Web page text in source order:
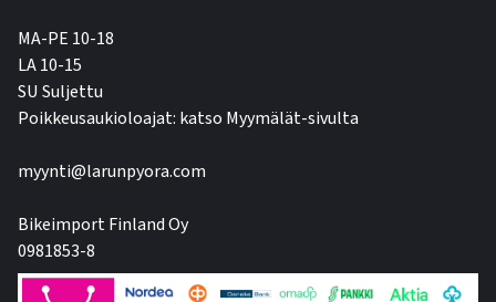
MA-PE 10-18
LA 10-15
SU Suljettu
Poikkeusaukioloajat: katso Myymälät-sivulta
myynti@larunpyora.com
Bikeimport Finland Oy
0981853-8